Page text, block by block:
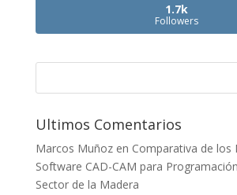
1.7k
Followers
Ultimos Comentarios
Marcos Muñozen Comparativa de los
Software CAD-CAM para
Sector de la Madera